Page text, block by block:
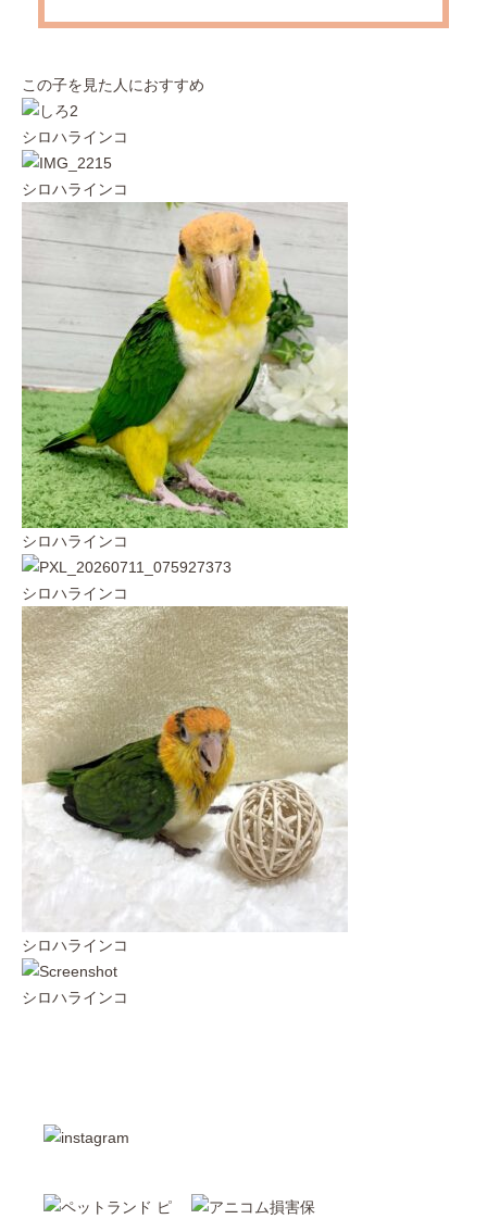
この子を見た人におすすめ
シロハラインコ
シロハラインコ
シロハラインコ
シロハラインコ
シロハラインコ
シロハラインコ